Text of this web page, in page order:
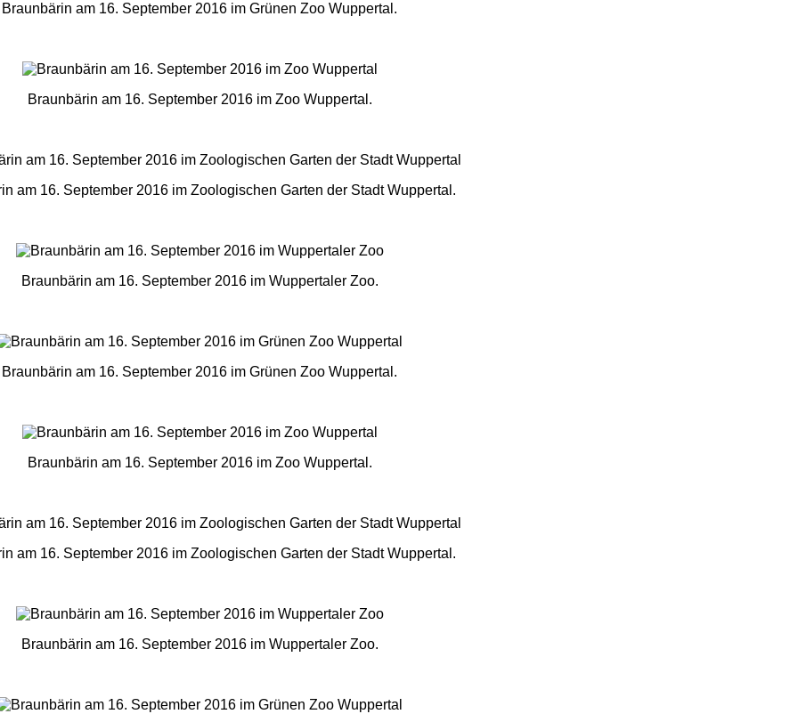
Braunbärin am 16. September 2016 im Grünen Zoo Wuppertal.
Braunbärin am 16. September 2016 im Zoo Wuppertal.
am 16. September 2016 im Zoologischen Garten der Stadt Wuppertal.
Braunbärin am 16. September 2016 im Wuppertaler Zoo.
Braunbärin am 16. September 2016 im Grünen Zoo Wuppertal.
Braunbärin am 16. September 2016 im Zoo Wuppertal.
am 16. September 2016 im Zoologischen Garten der Stadt Wuppertal.
Braunbärin am 16. September 2016 im Wuppertaler Zoo.